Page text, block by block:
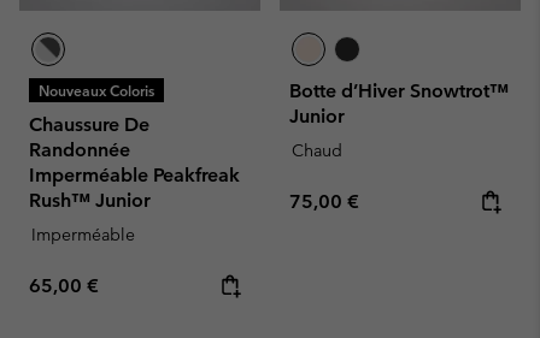
Nouveaux Coloris
Chaussure De
Randonnée
Imperméable Peakfreak
Rush™ Junior
Imperméable
Regular price:
65,00 €
Botte d’Hiver Snowtrot™
Junior
Chaud
Regular price:
75,00 €